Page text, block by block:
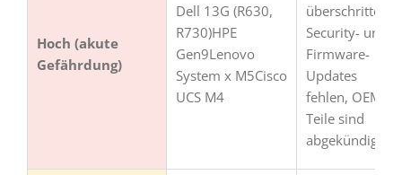
Hoch (akute
Gefährdung)
Dell 13G (R630,
R730)HPE
Gen9Lenovo
System x M5Cisco
UCS M4
überschritten.
Security- und
Firmware-
Updates
fehlen, OEM-
Teile sind
abgekündigt.